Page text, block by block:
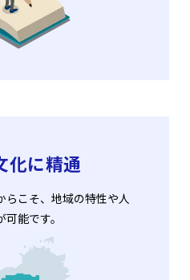
化に精通
こそ、地域の特性や人
能です。